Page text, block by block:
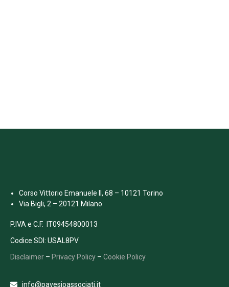
Corso Vittorio Emanuele II, 68 – 10121 Torino
Via Bigli, 2 – 20121 Milano
P.IVA e C.F. IT09454800013
Codice SDI: USAL8PV
Disclaimer – Privacy Policy – Cookie Policy
info@pavesioassociati.it